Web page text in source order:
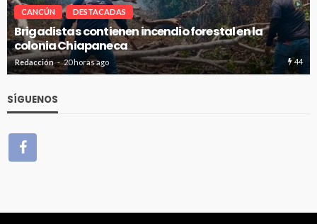
CANCÚN DESTACADAS
Brigadistas contienen incendio forestal en la
colonia Chiapaneca
Redacción 20 horas ago 44
SÍGUENOS